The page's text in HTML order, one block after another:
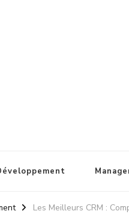
Les Meilleurs CRM :